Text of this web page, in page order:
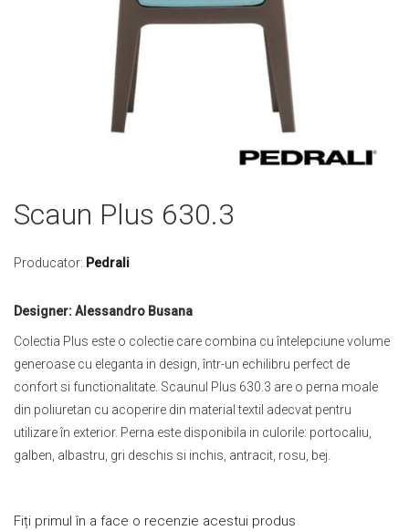
Scaun Plus 630.3
Producator: Pedrali
Designer: Alessandro Busana
Colectia Plus este o colectie care combina cu întelepciune volume
generoase cu eleganta in design, într-un echilibru perfect de
confort si functionalitate. Scaunul Plus 630.3 are o perna moale
din poliuretan cu acoperire din material textil adecvat pentru
utilizare în exterior. Perna este disponibila in culorile: portocaliu,
galben, albastru, gri deschis si inchis, antracit, rosu, bej.
Fiți primul în a face o recenzie acestui produs
Skip
to
beginning
images
gallery